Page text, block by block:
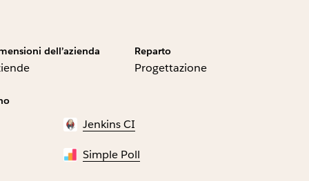
dell’azienda Reparto
Progettazione
Jenkins CI
Simple Poll